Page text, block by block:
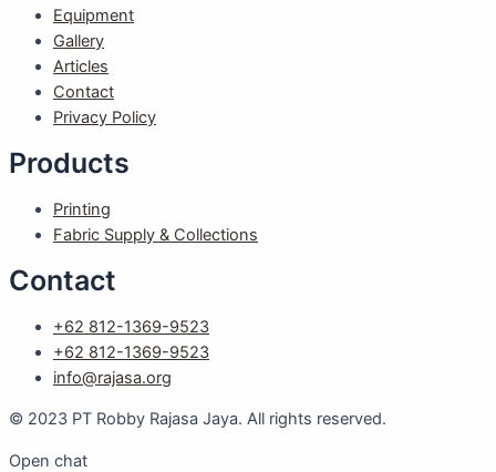
Equipment
Gallery
Articles
Contact
Privacy Policy
Products
Printing
Fabric Supply & Collections
Contact
+62 812-1369-9523
+62 812-1369-9523
info@rajasa.org
© 2023 PT Robby Rajasa Jaya. All rights reserved.
Open chat